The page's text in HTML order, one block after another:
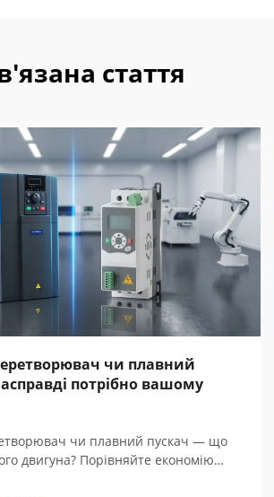
стаття
чи плавний
потрібно вашому
чи плавний пускач — що
двигуна? Порівняйте економію